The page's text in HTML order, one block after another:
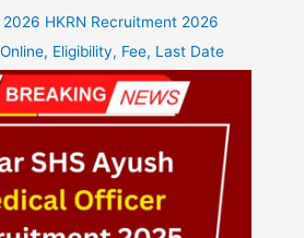
HKRN Recruitment 2026
Eligibility, Fee, Last Date